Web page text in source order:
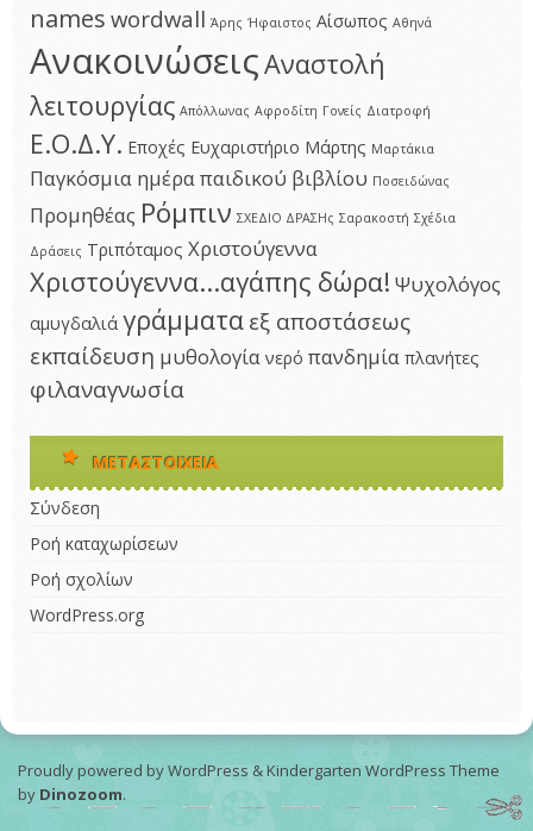
names wordwall Άρης Ήφαιστος Αίσωπος Αθηνά
ΑνακοινώσειςΑναστολή
λειτουργίας Απόλλωνας Αφροδίτη Γονείς Διατροφή
Ε.Ο.Δ.Υ. Εποχές Ευχαριστήριο Μάρτης Μαρτάκια
Παγκόσμια ημέρα παιδικού βιβλίου Ποσειδώνας
Προμηθέας Ρόμπιν ΣΧΕΔΙΟ ΔΡΑΣΗς Σαρακοστή Σχέδια
Δράσεις Τριπόταμος Χριστούγεννα
Χριστούγεννα...αγάπης δώρα! Ψυχολόγος
αμυγδαλιά γράμματα εξ αποστάσεως
εκπαίδευση μυθολογία νερό πανδημία πλανήτες
φιλαναγνωσία
ΜΕΤΑΣΤΟΙΧΕΊΑ
Σύνδεση
Ροή καταχωρίσεων
Ροή σχολίων
WordPress.org
Proudly powered by WordPress & Kindergarten WordPress Theme
by Dinozoom.